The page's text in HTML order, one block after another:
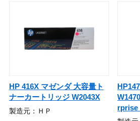
HP 416X マゼンダ 大容量ト
ナーカートリッジ W2043X
製造元：ＨＰ
rprise